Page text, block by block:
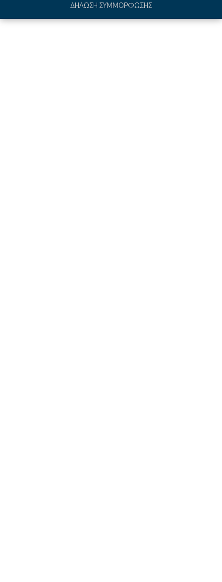
ΔΗΛΩΣΗ ΣΥΜΜΟΡΦΩΣΗΣ